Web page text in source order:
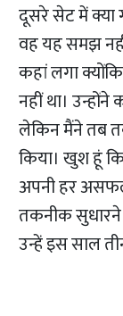
दूसरे सेट में
वह यह समझ
कहां लगा
नहीं था।
लेकिन मैंने तब
किया। खुश हूं
अपनी हर
तकनीक सुधारने
उन्हें इस साल